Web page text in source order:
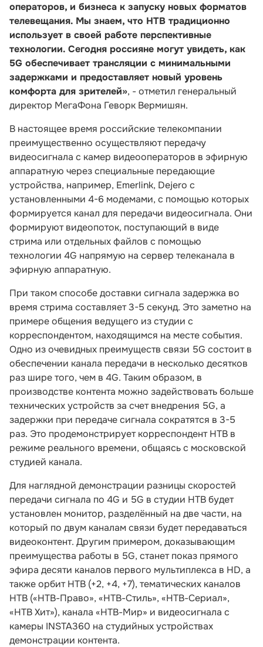
операторов, и бизнеса к запуску новых форматов
телевещания. Мы знаем, что НТВ традиционно
использует в своей работе перспективные
технологии. Сегодня россияне могут увидеть, как
5G обеспечивает трансляции с минимальными
задержками и предоставляет новый уровень
комфорта для зрителей», - отметил генеральный
директор МегаФона Геворк Вермишян.
В настоящее время российские телекомпании
преимущественно осуществляют передачу
видеосигнала с камер видеооператоров в эфирную
аппаратную через специальные передающие
устройства, например, Emerlink, Dejero с
установленными 4-6 модемами, с помощью которых
формируется канал для передачи видеосигнала. Они
формируют видеопоток, поступающий в виде
стрима или отдельных файлов с помощью
технологии 4G напрямую на сервер телеканала в
эфирную аппаратную.
При таком способе доставки сигнала задержка во
время стрима составляет 3-5 секунд. Это заметно на
примере общения ведущего из студии с
корреспондентом, находящимся на месте события.
Одно из очевидных преимуществ связи 5G состоит в
обеспечении канала передачи в несколько десятков
раз шире того, чем в 4G. Таким образом, в
производстве контента можно задействовать больше
технических устройств за счет внедрения 5G, а
задержки при передаче сигнала сократятся в 3-5
раз. Это продемонстрирует корреспондент НТВ в
режиме реального времени, общаясь с московской
студией канала.
Для наглядной демонстрации разницы скоростей
передачи сигнала по 4G и 5G в студии НТВ будет
установлен монитор, разделённый на две части, на
который по двум каналам связи будет передаваться
видеоконтент. Другим примером, доказывающим
преимущества работы в 5G, станет показ прямого
эфира десяти каналов первого мультиплекса в HD, а
также орбит НТВ (+2, +4, +7), тематических каналов
НТВ («НТВ-Право», «НТВ-Стиль», «НТВ-Сериал»,
«НТВ Хит»), канала «НТВ-Мир» и видеосигнала с
камеры INSTA360 на студийных устройствах
демонстрации контента.